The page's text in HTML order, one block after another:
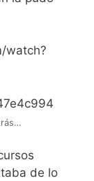
watch?
de lo